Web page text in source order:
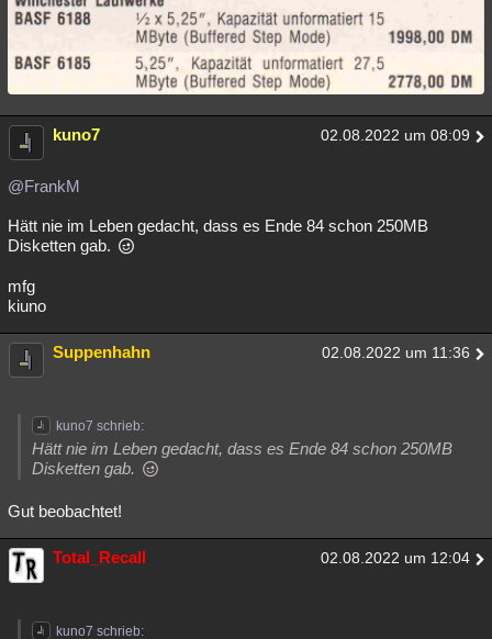
kuno7 02.08.2022 um 08:09
@FrankM
Hätt nie im Leben gedacht, dass es Ende 84 schon 250MB
Disketten gab.
mfg
kiuno
Suppenhahn 02.08.2022 um 11:36
kuno7 schrieb:
Hätt nie im Leben gedacht, dass es Ende 84 schon 250MB
Disketten gab.
Gut beobachtet!
Total_Recall 02.08.2022 um 12:04
kuno7 schrieb: